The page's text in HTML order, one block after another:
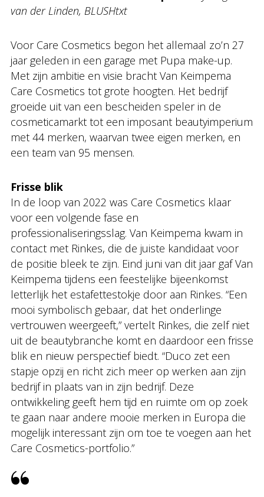
van der Linden, BLUSHtxt
Voor Care Cosmetics begon het allemaal zo’n 27
jaar geleden in een garage met Pupa make-up.
Met zijn ambitie en visie bracht Van Keimpema
Care Cosmetics tot grote hoogten. Het bedrijf
groeide uit van een bescheiden speler in de
cosmeticamarkt tot een imposant beautyimperium
met 44 merken, waarvan twee eigen merken, en
een team van 95 mensen.
Frisse blik
In de loop van 2022 was Care Cosmetics klaar
voor een volgende fase en
professionaliseringsslag. Van Keimpema kwam in
contact met Rinkes, die de juiste kandidaat voor
de positie bleek te zijn. Eind juni van dit jaar gaf Van
Keimpema tijdens een feestelijke bijeenkomst
letterlijk het estafettestokje door aan Rinkes. “Een
mooi symbolisch gebaar, dat het onderlinge
vertrouwen weergeeft,” vertelt Rinkes, die zelf niet
uit de beautybranche komt en daardoor een frisse
blik en nieuw perspectief biedt. “Duco zet een
stapje opzij en richt zich meer op werken aan zijn
bedrijf in plaats van in zijn bedrijf. Deze
ontwikkeling geeft hem tijd en ruimte om op zoek
te gaan naar andere mooie merken in Europa die
mogelijk interessant zijn om toe te voegen aan het
Care Cosmetics-portfolio.”